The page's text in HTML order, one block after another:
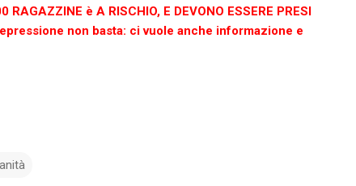
è A RISCHIO, E DEVONO ESSERE PRESI
non basta: ci vuole anche informazione e